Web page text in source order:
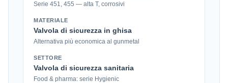
Serie 451, 455 — alta T, corrosivi
MATERIALE
Valvola di sicurezza in ghisa
Alternativa più economica al gunmetal
SETTORE
Valvola di sicurezza sanitaria
Food & pharma: serie Hygienic